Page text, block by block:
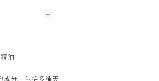
油
成分，包括多種天